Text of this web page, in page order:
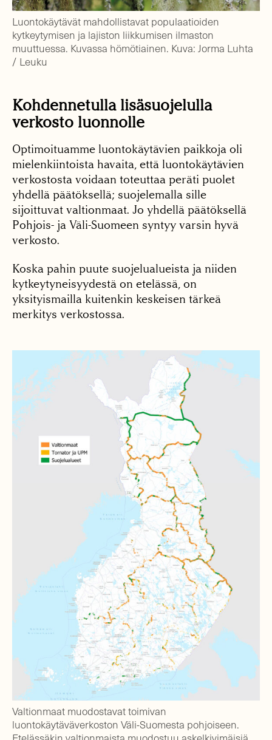
Luontokäytävät mahdollistavat populaatioiden
kytkeytymisen ja lajiston liikkumisen ilmaston
muuttuessa. Kuvassa hömötiainen. Kuva: Jorma Luhta
/ Leuku
Kohdennetulla lisäsuojelulla
verkosto luonnolle
Optimoituamme luontokäytävien paikkoja oli
mielenkiintoista havaita, että luontokäytävien
verkostosta voidaan toteuttaa peräti puolet
yhdellä päätöksellä; suojelemalla sille
sijoittuvat valtionmaat. Jo yhdellä päätöksellä
Pohjois- ja Väli-Suomeen syntyy varsin hyvä
verkosto.
Koska pahin puute suojelualueista ja niiden
kytkeytyneisyydestä on etelässä, on
yksityismailla kuitenkin keskeisen tärkeä
merkitys verkostossa.
Valtionmaat muodostavat toimivan
luontokäytäväverkoston Väli-Suomesta pohjoiseen.